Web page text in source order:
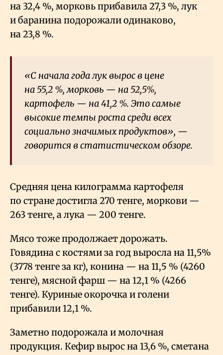
на 32,4 %, морковь прибавила 27,3 %, лук
и баранина подорожали одинаково,
на 23,8 %.
«С начала года лук вырос в цене
на 55,2 %, морковь — на 52,5%,
картофель — на 41,2 %. Это самые
высокие темпы роста среди всех
социально значимых продуктов», —
говорится в статистическом обзоре.
Средняя цена килограмма картофеля
по стране достигла 270 тенге, моркови —
263 тенге, а лука — 200 тенге.
Мясо тоже продолжает дорожать.
Говядина с костями за год выросла на 11,5%
(3778 тенге за кг), конина — на 11,5 % (4260
тенге), мясной фарш — на 12,1 % (4266
тенге). Куриные окорочка и голени
прибавили 12,1 %.
Заметно подорожала и молочная
продукция. Кефир вырос на 13,6 %, сметана